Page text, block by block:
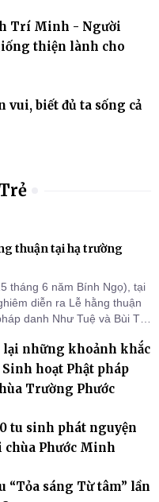
Trí Minh - Người
thiện lành cho
vui, biết đủ ta sống cả
thuận tại hạ trường
tháng 6 năm Bính Ngọ), tại
diễn ra Lễ hằng thuận
danh Như Tuệ và Bùi Thị
những khoảnh khắc
hoạt Phật pháp
Trường Phước
tu sinh phát nguyện
chùa Phước Minh
“Tỏa sáng Từ tâm” lần